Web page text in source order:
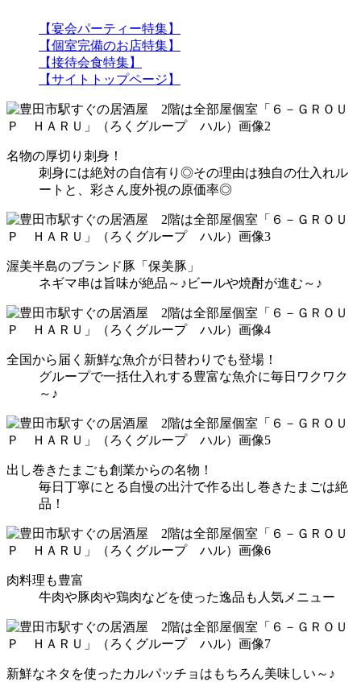
【宴会パーティー特集】
【個室完備のお店特集】
【接待会食特集】
【サイトトップページ】
名物の厚切り刺身！
刺身には絶対の自信有り◎その理由は独自の仕入れル
ートと、彩さん度外視の原価率◎
渥美半島のブランド豚「保美豚」
ネギマ串は旨味が絶品～♪ビールや焼酎が進む～♪
全国から届く新鮮な魚介が日替わりでも登場！
グループで一括仕入れする豊富な魚介に毎日ワクワク
～♪
出し巻きたまごも創業からの名物！
毎日丁寧にとる自慢の出汁で作る出し巻きたまごは絶
品！
肉料理も豊富
牛肉や豚肉や鶏肉などを使った逸品も人気メニュー
新鮮なネタを使ったカルパッチョはもちろん美味しい～♪